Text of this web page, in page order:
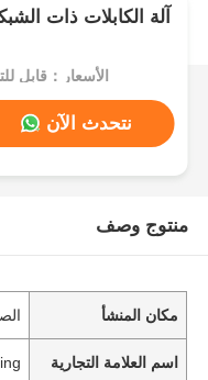
آلة الكابلات ذات
الأسعار：قابل
نتحدث الآن
منتوج وصف
مكان المنشأ
اسم العلامة التجارية